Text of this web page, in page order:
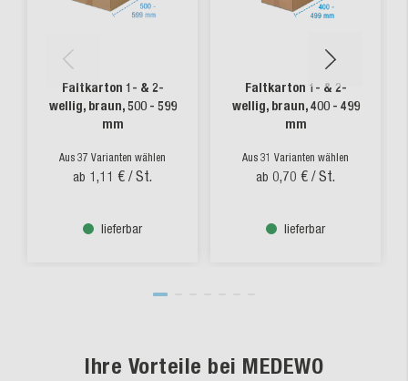
Faltkarton 1- & 2-
wellig, braun, 500 - 599
mm
Aus 37 Varianten wählen
ab 1,11 € / St.
lieferbar
Faltkarton 1- & 2-
wellig, braun, 400 - 499
mm
Aus 31 Varianten wählen
ab 0,70 € / St.
lieferbar
Ihre Vorteile bei MEDEWO